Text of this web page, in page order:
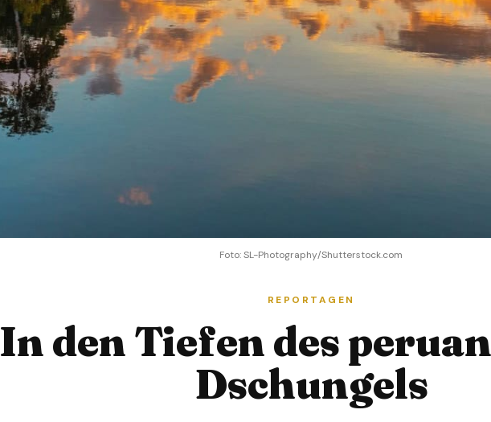
Foto: SL-Photography/Shutterstock.com
REPORTAGEN
In den Tiefen des
Dschungels